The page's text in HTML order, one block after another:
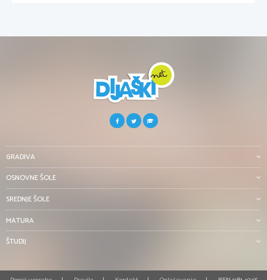
GRADIVA
OSNOVNE ŠOLE
SREDNJE ŠOLE
MATURA
ŠTUDIJ